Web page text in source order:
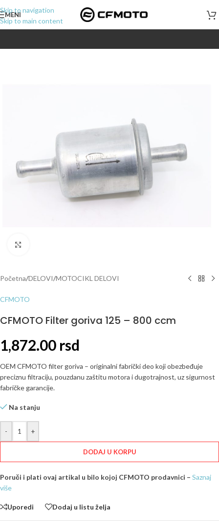
Skip to navigation
Skip to main content
MENI
Početna/DELOVI/MOTOCIKL DELOVI
CFMOTO
CFMOTO Filter goriva 125 – 800 ccm
1,872.00 rsd
OEM CFMOTO filter goriva – originalni fabrički deo koji obezbeđuje
preciznu filtraciju, pouzdanu zaštitu motora i dugotrajnost, uz sigurnost
fabričke garancije.
Na stanju
- +
DODAJ U KORPU
Poruči i plati ovaj artikal u bilo kojoj CFMOTO prodavnici – Saznaj
više
Uporedi Dodaj u listu želja